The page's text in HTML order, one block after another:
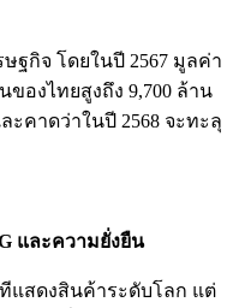
กิจ โดยในปี 2567 มูลค่า
องไทยสูงถึง 9,700 ล้าน
ะคาดว่าในปี 2568 จะทะลุ
และความยั่งยืน
ทีแสดงสินค้าระดับโลก แต่